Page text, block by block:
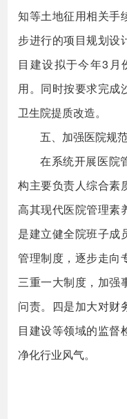
知等土地征用相关手
步进行的项目规划设
目建设拟于今年3月
用。同时按要求完成
卫生院提质改造。
五、加强医院规
在系统开展医院
构主要负责人综合素
高其现代医院管理素
是建立健全院班子成
管理制度，逐步走向
三重一大制度，加强
问责。四是加大对财
目建设等领域的监督
净化行业风气。